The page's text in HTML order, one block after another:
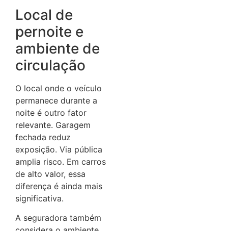
Local de
pernoite e
ambiente de
circulação
O local onde o veículo
permanece durante a
noite é outro fator
relevante. Garagem
fechada reduz
exposição. Via pública
amplia risco. Em carros
de alto valor, essa
diferença é ainda mais
significativa.
A seguradora também